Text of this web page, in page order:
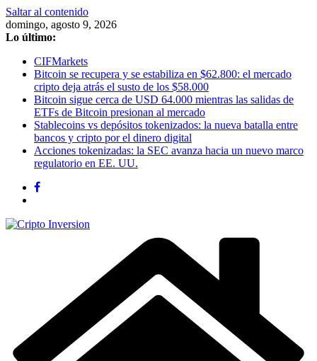
Saltar al contenido
domingo, agosto 9, 2026
Lo último:
CIFMarkets
Bitcoin se recupera y se estabiliza en $62.800: el mercado
cripto deja atrás el susto de los $58.000
Bitcoin sigue cerca de USD 64.000 mientras las salidas de
ETFs de Bitcoin presionan al mercado
Stablecoins vs depósitos tokenizados: la nueva batalla entre
bancos y cripto por el dinero digital
Acciones tokenizadas: la SEC avanza hacia un nuevo marco
regulatorio en EE. UU.